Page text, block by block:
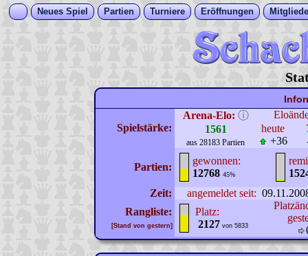
Neues Spiel Partien Turniere Eröffnungen
Spielstärke:
Arena-Elo: ⓘ
1561
aus 28183 Partien
heute
+36
Partien:
gewonnen:
12768 45%
Zeit:
angemeldet seit:
Rangliste:
[Stand von gestern]
Platz:
2127 von 5833